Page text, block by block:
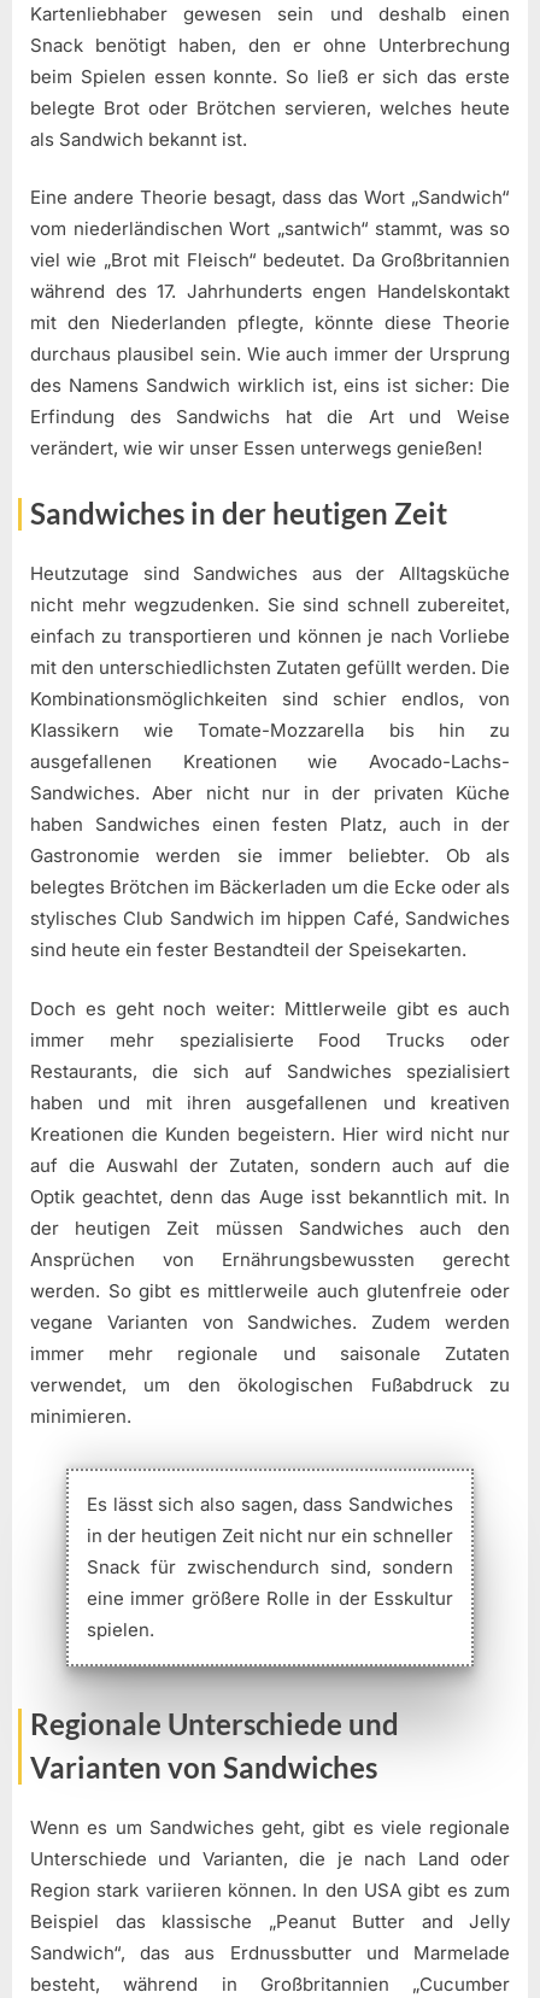
Kartenliebhaber gewesen sein und deshalb einen
Snack benötigt haben, den er ohne Unterbrechung
beim Spielen essen konnte. So ließ er sich das erste
belegte Brot oder Brötchen servieren, welches heute
als Sandwich bekannt ist.
Eine andere Theorie besagt, dass das Wort „Sandwich“
vom niederländischen Wort „santwich“ stammt, was so
viel wie „Brot mit Fleisch“ bedeutet. Da Großbritannien
während des 17. Jahrhunderts engen Handelskontakt
mit den Niederlanden pflegte, könnte diese Theorie
durchaus plausibel sein. Wie auch immer der Ursprung
des Namens Sandwich wirklich ist, eins ist sicher: Die
Erfindung des Sandwichs hat die Art und Weise
verändert, wie wir unser Essen unterwegs genießen!
Sandwiches in der heutigen Zeit
Heutzutage sind Sandwiches aus der Alltagsküche
nicht mehr wegzudenken. Sie sind schnell zubereitet,
einfach zu transportieren und können je nach Vorliebe
mit den unterschiedlichsten Zutaten gefüllt werden. Die
Kombinationsmöglichkeiten sind schier endlos, von
Klassikern wie Tomate-Mozzarella bis hin zu
ausgefallenen Kreationen wie Avocado-Lachs-
Sandwiches. Aber nicht nur in der privaten Küche
haben Sandwiches einen festen Platz, auch in der
Gastronomie werden sie immer beliebter. Ob als
belegtes Brötchen im Bäckerladen um die Ecke oder als
stylisches Club Sandwich im hippen Café, Sandwiches
sind heute ein fester Bestandteil der Speisekarten.
Doch es geht noch weiter: Mittlerweile gibt es auch
immer mehr spezialisierte Food Trucks oder
Restaurants, die sich auf Sandwiches spezialisiert
haben und mit ihren ausgefallenen und kreativen
Kreationen die Kunden begeistern. Hier wird nicht nur
auf die Auswahl der Zutaten, sondern auch auf die
Optik geachtet, denn das Auge isst bekanntlich mit. In
der heutigen Zeit müssen Sandwiches auch den
Ansprüchen von Ernährungsbewussten gerecht
werden. So gibt es mittlerweile auch glutenfreie oder
vegane Varianten von Sandwiches. Zudem werden
immer mehr regionale und saisonale Zutaten
verwendet, um den ökologischen Fußabdruck zu
minimieren.
Es lässt sich also sagen, dass Sandwiches
in der heutigen Zeit nicht nur ein schneller
Snack für zwischendurch sind, sondern
eine immer größere Rolle in der Esskultur
spielen.
Regionale Unterschiede und
Varianten von Sandwiches
Wenn es um Sandwiches geht, gibt es viele regionale
Unterschiede und Varianten, die je nach Land oder
Region stark variieren können. In den USA gibt es zum
Beispiel das klassische „Peanut Butter and Jelly
Sandwich“, das aus Erdnussbutter und Marmelade
besteht, während in Großbritannien „Cucumber